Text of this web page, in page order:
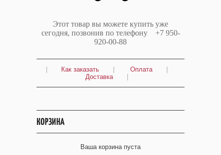
Этот товар вы можете купить уже
сегодня, позвонив по телефону +7 950-
920-00-88
Как заказать Оплата
Доставка
КОРЗИНА
Ваша корзина пуста